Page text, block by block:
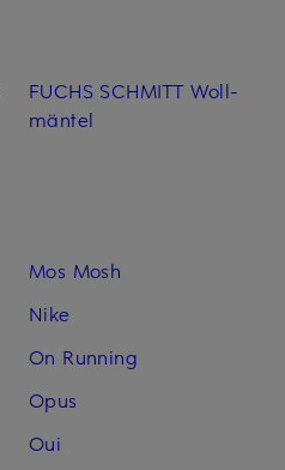
FUCHS SCHMITT Woll­
mäntel
Mos Mosh
Nike
On Running
Opus
Oui